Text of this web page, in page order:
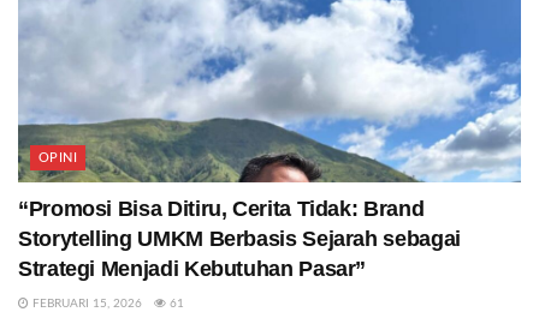
OPINI
“Promosi Bisa Ditiru, Cerita Tidak: Brand
Storytelling UMKM Berbasis Sejarah sebagai
Strategi Menjadi Kebutuhan Pasar”
FEBRUARI 15, 2026 61